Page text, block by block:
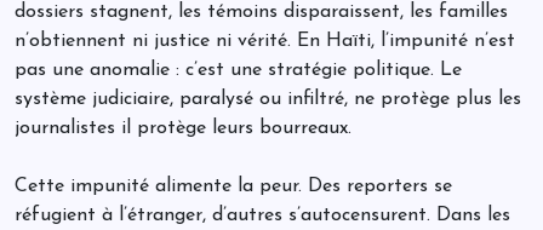
dossiers stagnent, les témoins disparaissent, les familles
n’obtiennent ni justice ni vérité. En Haïti, l’impunité n’est
pas une anomalie : c’est une stratégie politique. Le
système judiciaire, paralysé ou infiltré, ne protège plus les
journalistes il protège leurs bourreaux.
Cette impunité alimente la peur. Des reporters se
réfugient à l’étranger, d’autres s’autocensurent. Dans les